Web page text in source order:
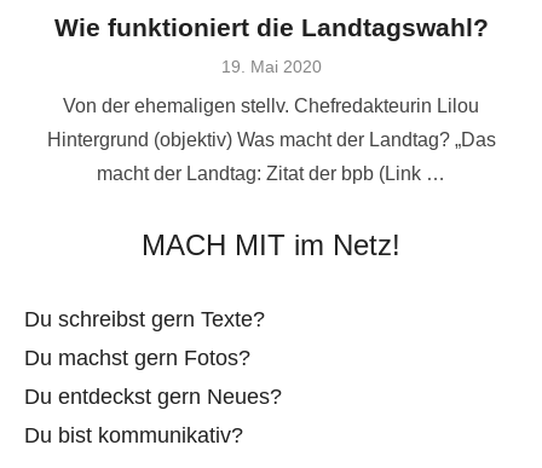
Wie funktioniert die Landtagswahl?
Veröffentlicht
19. Mai 2020
Von der ehemaligen stellv. Chefredakteurin Lilou
Hintergrund (objektiv) Was macht der Landtag? „Das
macht der Landtag: Zitat der bpb (Link …
MACH MIT im Netz!
Du schreibst gern Texte?
Du machst gern Fotos?
Du entdeckst gern Neues?
Du bist kommunikativ?